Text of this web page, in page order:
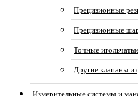
Прецизионные
Прецизионные
Точные
Другие клапаны и
Измерительные системы и